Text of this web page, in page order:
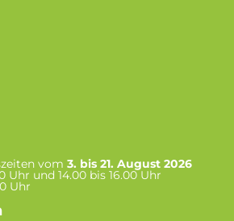
vom 3. bis 21. August 2026
Uhr und 14.00 bis 16.00 Uhr
Uhr